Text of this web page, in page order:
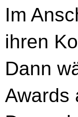
Im
ihren
Dann
Awards